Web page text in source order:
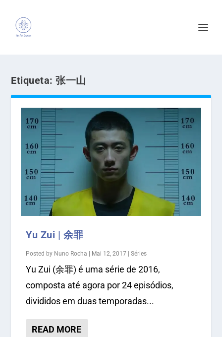
Etiqueta:张一山
Yu Zui | 余罪
Posted by Nuno Rocha | Mai 12, 2017 |Séries
Yu Zui (余罪) é uma série de 2016,
composta até agora por 24 episódios,
divididos em duas temporadas...
READ MORE